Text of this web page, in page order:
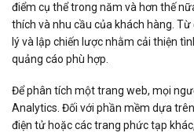
điểm cụ thể trong năm và hơn thế
thích và nhu cầu của khách hàng. Từ
lý và lập chiến lược nhằm cải thiện
quảng cáo phù hợp.
Để phân tích một trang web, mọi
Analytics. Đối với phần mềm dựa
điện tử hoặc các trang phức tạp